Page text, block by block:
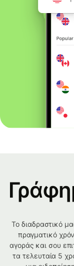
Το διαδραστικό
πραγματικό
αγοράς και σου
τα τελευταία 5